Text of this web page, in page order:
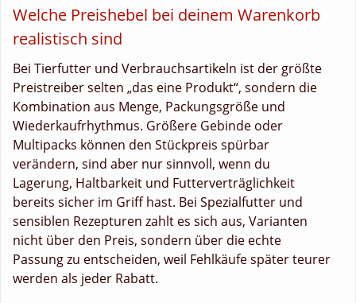
Welche Preishebel bei deinem Warenkorb
realistisch sind
Bei Tierfutter und Verbrauchsartikeln ist der größte
Preistreiber selten „das eine Produkt“, sondern die
Kombination aus Menge, Packungsgröße und
Wiederkaufrhythmus. Größere Gebinde oder
Multipacks können den Stückpreis spürbar
verändern, sind aber nur sinnvoll, wenn du
Lagerung, Haltbarkeit und Futterverträglichkeit
bereits sicher im Griff hast. Bei Spezialfutter und
sensiblen Rezepturen zahlt es sich aus, Varianten
nicht über den Preis, sondern über die echte
Passung zu entscheiden, weil Fehlkäufe später teurer
werden als jeder Rabatt.